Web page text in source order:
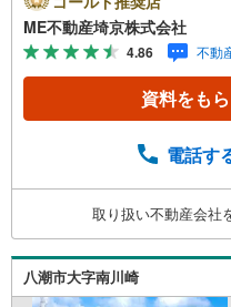
可能です。■ご来店特
入でもれなく3、000
限り後日郵送）2.未
入、ご売却、太陽
介でもれなくQUO
円のご紹介料をお支
マイカーでも安心！
ーベッド完備3.他に
な』がここにある！
メニティ、大型個室
ME不動産埼京株式会社
4.86 不動
資料をも
電話す
取り扱い不動産会社
八潮市大字南川崎